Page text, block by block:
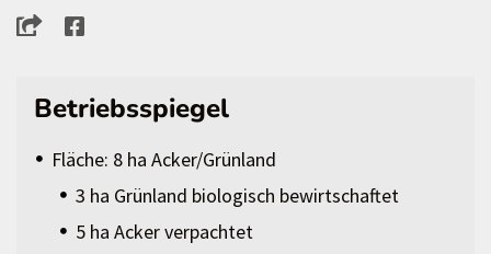
Betriebsspiegel
Fläche: 8 ha Acker/Grünland
3 ha Grünland biologisch bewirtschaftet
5 ha Acker verpachtet